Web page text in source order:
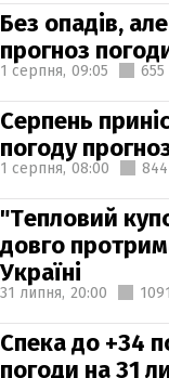
Без опадів,
прогноз
1 серпня, 09:05 655
Серпень
погоду
1 серпня, 08:00 844
"Тепловий
довго
Україні
31 липня, 20:00
Спека до +34
погоди на 31